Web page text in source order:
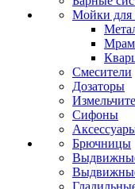
Мойки для
Смесители
Дозаторы
Сифоны
Брючницы